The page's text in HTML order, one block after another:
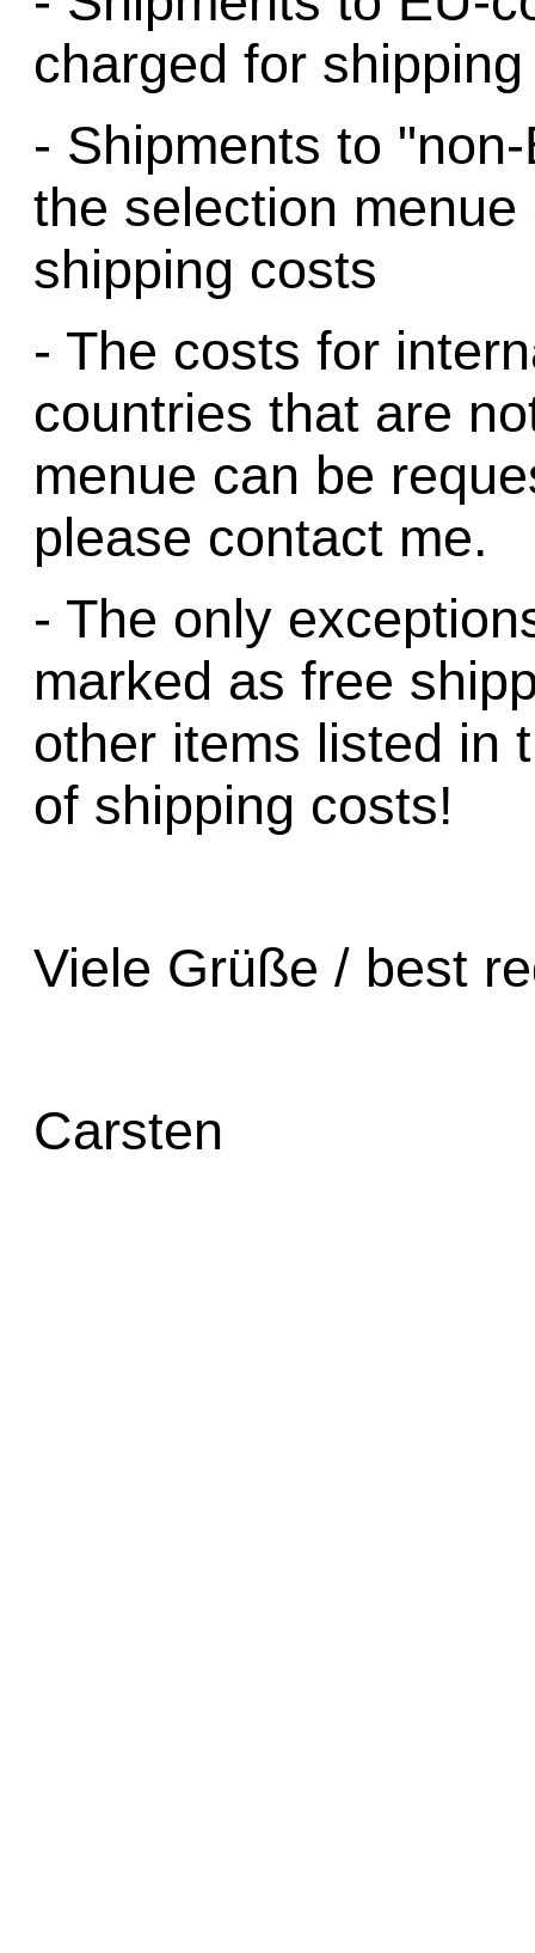
charged for
- Shipments to
the selection
shipping costs
- The costs for
countries that are
menue can be
please contact me.
- The only
marked as free
other items listed in
of shipping costs!
Viele Grüße / best
Carsten